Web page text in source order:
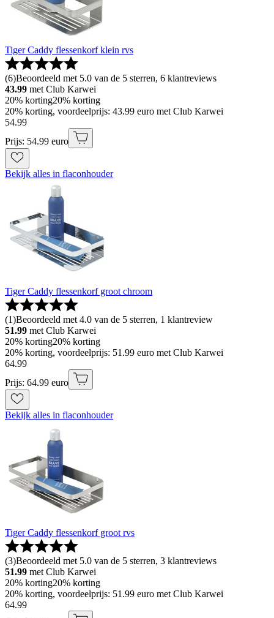
Tiger Caddy flessenkorf klein rvs
(6)Beoordeeld met 5.0 van de 5 sterren, 6 klantreviews
43.99 met Club Karwei
20% korting20% korting
20% korting, voordeelprijs: 43.99 euro met Club Karwei
54.99
Prijs: 54.99 euro
Bekijk alles in flaconhouder
Tiger Caddy flessenkorf groot chroom
(1)Beoordeeld met 4.0 van de 5 sterren, 1 klantreview
51.99 met Club Karwei
20% korting20% korting
20% korting, voordeelprijs: 51.99 euro met Club Karwei
64.99
Prijs: 64.99 euro
Bekijk alles in flaconhouder
Tiger Caddy flessenkorf groot rvs
(3)Beoordeeld met 5.0 van de 5 sterren, 3 klantreviews
51.99 met Club Karwei
20% korting20% korting
20% korting, voordeelprijs: 51.99 euro met Club Karwei
64.99